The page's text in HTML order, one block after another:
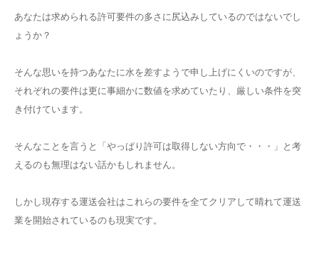
あなたは求められる許可要件の多さに尻込みしているのではないでし
ょうか？
そんな思いを持つあなたに水を差すようで申し上げにくいのですが、
それぞれの要件は更に事細かに数値を求めていたり、厳しい条件を突
き付けています。
そんなことを言うと「やっぱり許可は取得しない方向で・・・」と考
えるのも無理はない話かもしれません。
しかし現存する運送会社はこれらの要件を全てクリアして晴れて運送
業を開始されているのも現実です。